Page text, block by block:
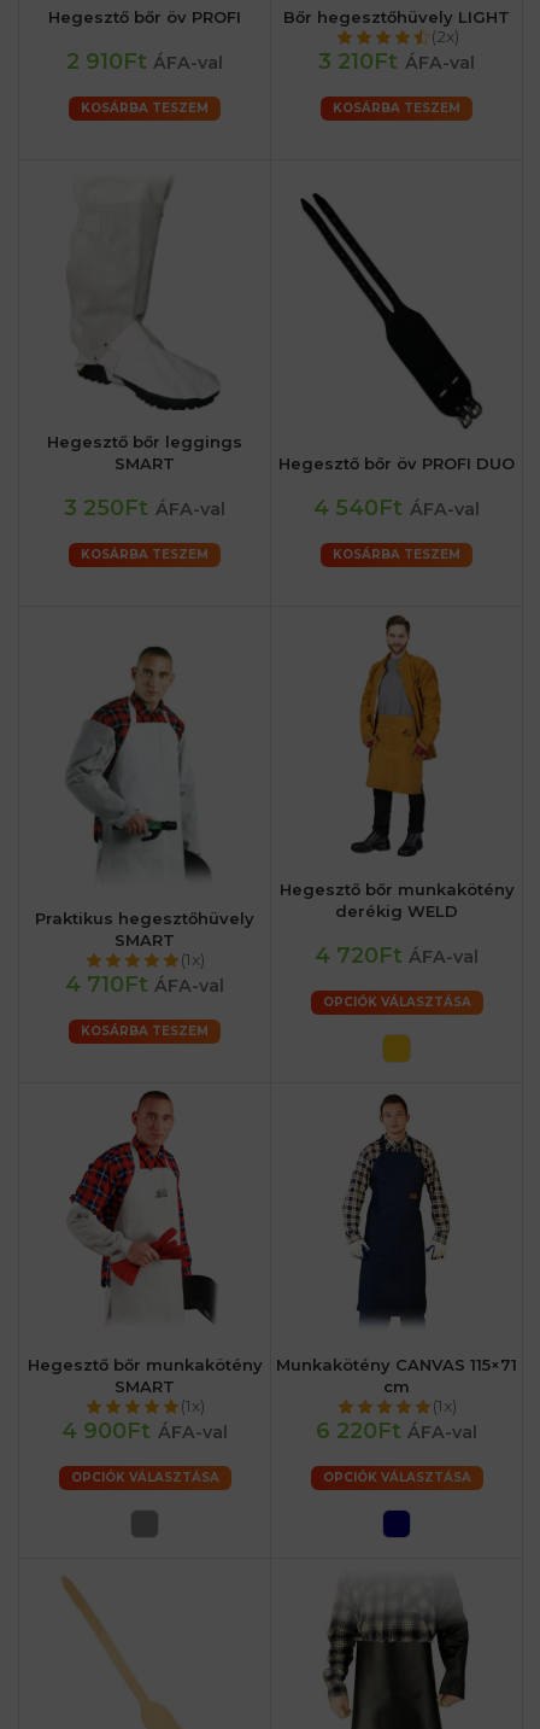
Hegesztő bőr öv PROFI
2 910Ft ÁFA-val
KOSÁRBA TESZEM
Bőr hegesztőhüvely LIGHT
(2x)
3 210Ft ÁFA-val
KOSÁRBA TESZEM
Hegesztő bőr leggings
SMART
3 250Ft ÁFA-val
KOSÁRBA TESZEM
Hegesztő bőr öv PROFI DUO
4 540Ft ÁFA-val
KOSÁRBA TESZEM
Praktikus hegesztőhüvely
SMART
(1x)
4 710Ft ÁFA-val
KOSÁRBA TESZEM
Hegesztő bőr munkakötény
derékig WELD
4 720Ft ÁFA-val
OPCIÓK VÁLASZTÁSA
Hegesztő bőr munkakötény
SMART
(1x)
4 900Ft ÁFA-val
OPCIÓK VÁLASZTÁSA
Munkakötény CANVAS 115×71
cm
(1x)
6 220Ft ÁFA-val
OPCIÓK VÁLASZTÁSA